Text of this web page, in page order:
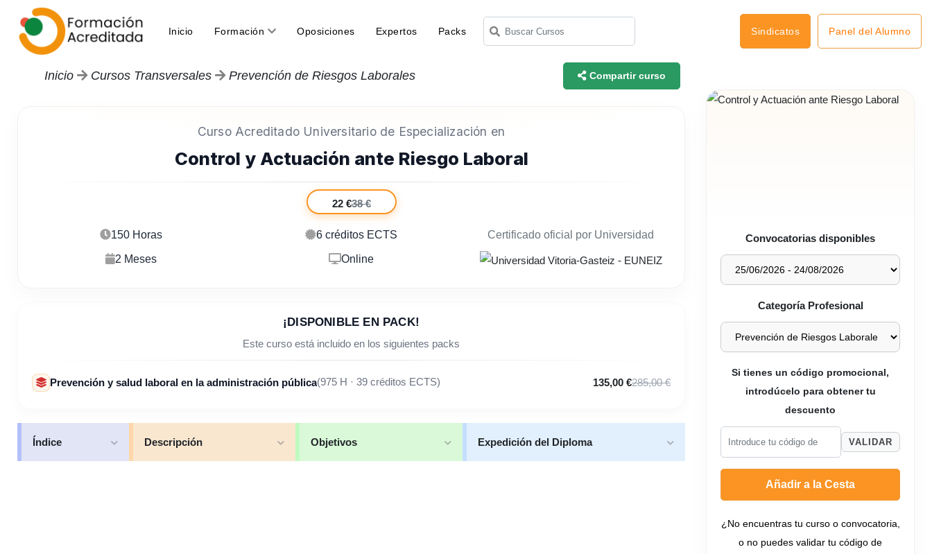
Inicio(current)Formación Oposiciones Expertos Packs Sindicatos Panel del Alumno
Inicio Cursos Transversales Prevención de Riesgos Laborales Compartir curso
Curso Acreditado Universitario de Especialización en
Control y Actuación ante Riesgo Laboral
22 €38 €
150 Horas
2 Meses
6 créditos ECTS
Online
Certificado oficial por Universidad
¡DISPONIBLE EN PACK!
Este curso está incluido en los siguientes packs
Prevención y salud laboral en la administración pública(975 H · 39 créditos ECTS) 135,00 €285,00 €
Índice Descripción Objetivos Expedición del Diploma
Convocatorias disponibles
Categoría Profesional
Si tienes un código promocional,
introdúcelo para obtener tu
descuento
VALIDAR
Añadir a la Cesta
¿No encuentras tu curso o convocatoria,
o no puedes validar tu código de